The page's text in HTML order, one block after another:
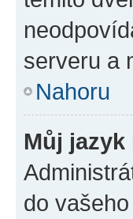
serveru a
Nahoru
Můj jazyk
do